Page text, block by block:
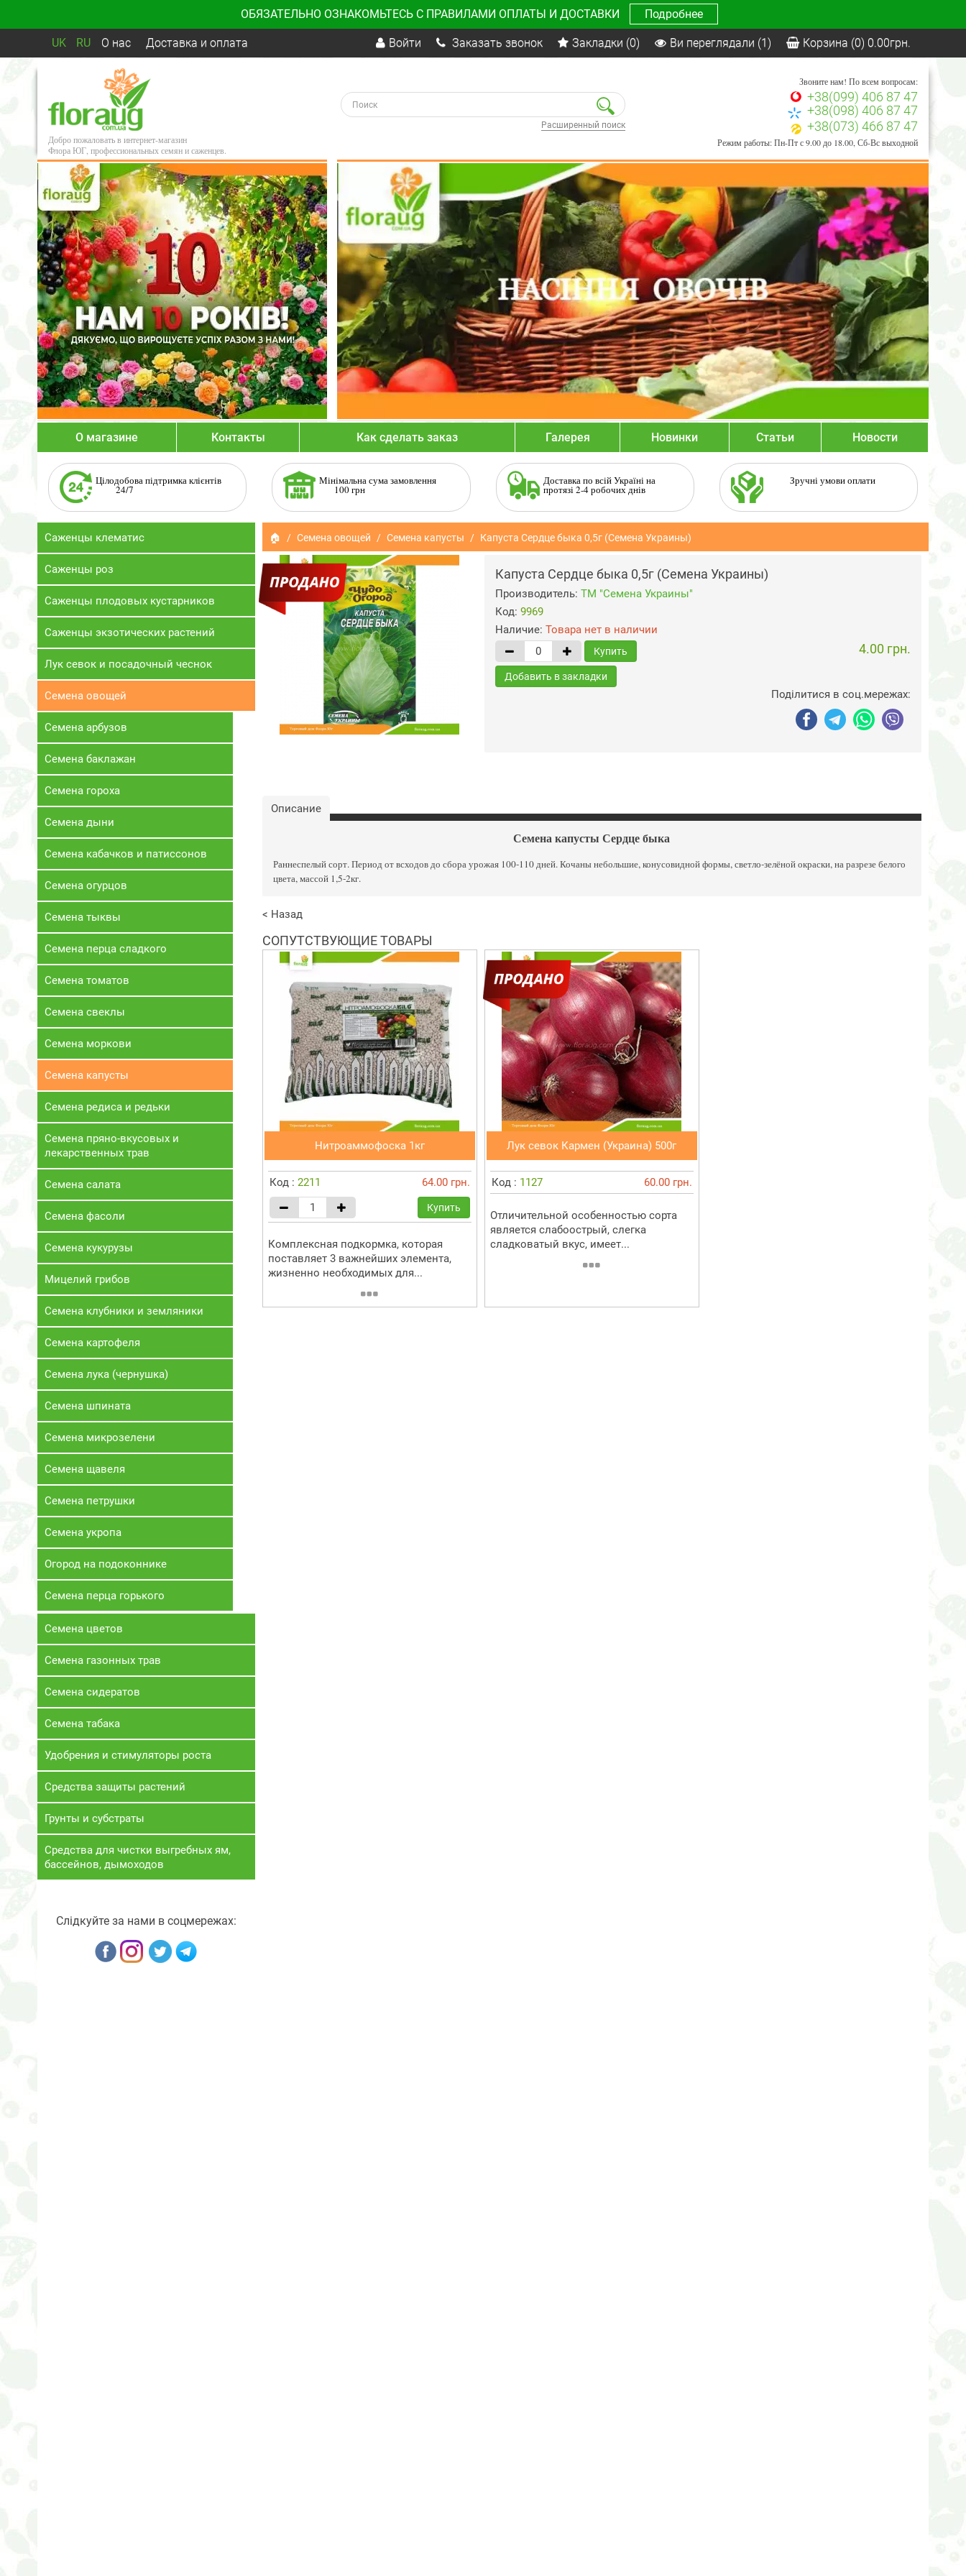
ОБЯЗАТЕЛЬНО ОЗНАКОМЬТЕСЬ С ПРАВИЛАМИ ОПЛАТЫ И ДОСТАВКИ Подробнее
UK RU О нас Доставка и оплата Войти Заказать звонок Закладки (0) Ви переглядали (1) Корзина (0) 0.00грн.
Добро пожаловать в интернет-магазин
Флора ЮГ, профессиональных семян и саженцев.
Расширенный поиск
Звоните нам! По всем вопросам:
+38(099) 406 87 47
+38(098) 406 87 47
+38(073) 466 87 47
Режим работы: Пн-Пт с 9.00 до 18.00, Сб-Вс выходной
О магазине Контакты Как сделать заказ Галерея Новинки Статьи Новости
Цілодобова підтримка клієнтів
24/7
Мінімальна сума замовлення
100 грн
Доставка по всій Україні на
протязі 2-4 робочих днів
Зручні умови оплати
Саженцы клематис
Саженцы роз
Саженцы плодовых кустарников
Саженцы экзотических растений
Лук севок и посадочный чеснок
Семена овощей
Семена арбузов
Семена баклажан
Семена гороха
Семена дыни
Семена кабачков и патиссонов
Семена огурцов
Семена тыквы
Семена перца сладкого
Семена томатов
Семена свеклы
Семена моркови
Семена капусты
Семена редиса и редьки
Семена пряно-вкусовых и
лекарственных трав
Семена салата
Семена фасоли
Семена кукурузы
Мицелий грибов
Семена клубники и земляники
Семена картофеля
Семена лука (чернушка)
Семена шпината
Семена микрозелени
Семена щавеля
Семена петрушки
Семена укропа
Огород на подоконнике
Семена перца горького
Семена цветов
Семена газонных трав
Семена сидератов
Семена табака
Удобрения и стимуляторы роста
Средства защиты растений
Грунты и субстраты
Средства для чистки выгребных ям,
бассейнов, дымоходов
Слідкуйте за нами в соцмережах:
🏠 Семена овощей Семена капусты Капуста Сердце быка 0,5г (Семена Украины)
Капуста Сердце быка 0,5г (Семена Украины)
Производитель: ТМ "Семена Украины"
Код: 9969
Наличие: Товара нет в наличии
Купить 4.00 грн.
Добавить в закладки
Поділитися в соц.мережах:
Описание
Семена капусты Сердце быка
Раннеспелый сорт. Период от всходов до сбора урожая 100-110 дней. Кочаны небольшие, конусовидной формы, светло-зелёной окраски, на разрезе белого
цвета, массой 1,5-2кг.
< Назад
СОПУТСТВУЮЩИЕ ТОВАРЫ
Нитроаммофоска 1кг
Код : 2211 64.00 грн.
Купить
Комплексная подкормка, которая
поставляет 3 важнейших элемента,
жизненно необходимых для...
Лук севок Кармен (Украина) 500г
Код : 1127 60.00 грн.
Отличительной особенностью сорта
является слабоострый, слегка
сладковатый вкус, имеет...